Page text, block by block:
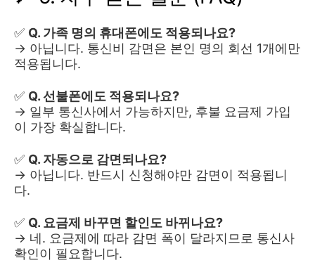
✅ Q. 가족 명의 휴대폰에도 적용되나요?
→ 아닙니다. 통신비 감면은 본인 명의 회선 1개에만
적용됩니다.
✅ Q. 선불폰에도 적용되나요?
→ 일부 통신사에서 가능하지만, 후불 요금제 가입
이 가장 확실합니다.
✅ Q. 자동으로 감면되나요?
→ 아닙니다. 반드시 신청해야만 감면이 적용됩니
다.
✅ Q. 요금제 바꾸면 할인도 바뀌나요?
→ 네. 요금제에 따라 감면 폭이 달라지므로 통신사
확인이 필요합니다.